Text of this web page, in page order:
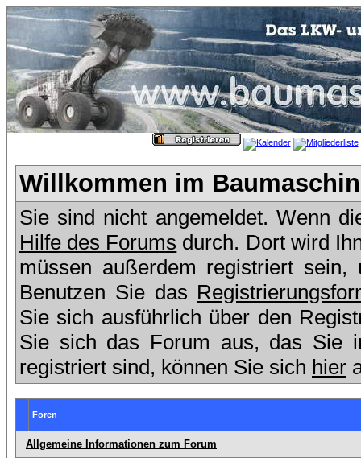
Willkommen im
Sie sind nicht angemeldet. Wenn
Hilfe des Forums durch. Dort wird
müssen außerdem registriert
Benutzen Sie das
Sie sich ausführlich über den
Sie sich das Forum aus, das Sie
registriert sind, können Sie sich hier
Foren
Allgemeine Informationen zum Forum